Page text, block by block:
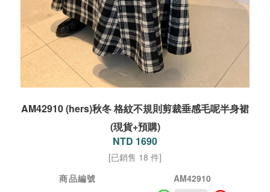
AM42910 (hers)秋冬 格紋不規則剪裁垂感毛呢半身裙
(現貨+預購)
NTD 1690
[已銷售 18 件]
商品編號
AM42910